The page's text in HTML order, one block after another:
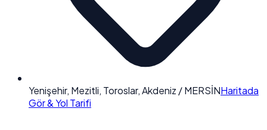
Yenişehir, Mezitli, Toroslar, Akdeniz / MERSİNHaritada
Gör & Yol Tarifi